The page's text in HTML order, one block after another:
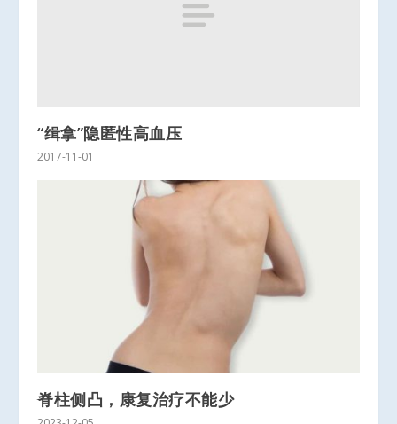
“缉拿”隐匿性高血压
2017-11-01
脊柱侧凸，康复治疗不能少